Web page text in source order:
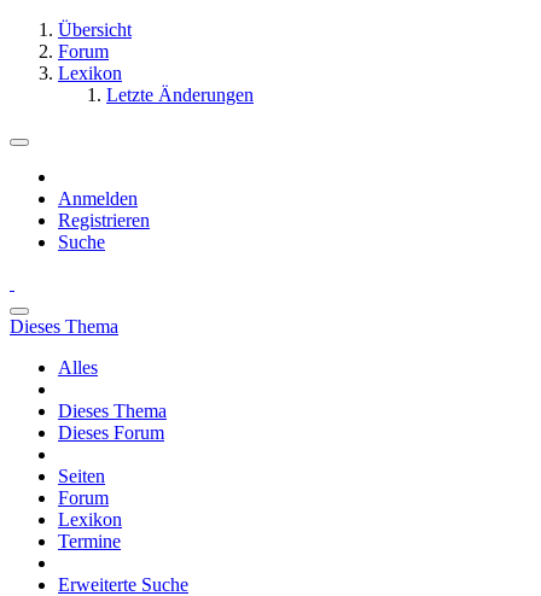
Übersicht
Forum
Lexikon
Letzte Änderungen
Anmelden
Registrieren
Suche
Dieses Thema
Alles
Dieses Thema
Dieses Forum
Seiten
Forum
Lexikon
Termine
Erweiterte Suche